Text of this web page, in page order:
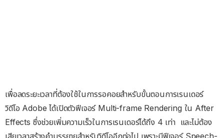
เพื่อลดระยะเวลาที่ต้องใช้ในการรอคอยสำหรับขั้นตอนการเรนเดอร์
วิดีโอ Adobe ได้เปิดตัวฟีเจอร์ Multi-frame Rendering ใน After
Effects ซึ่งช่วยเพิ่มความเร็วในการเรนเดอร์ได้ถึง 4 เท่า และไม่ต้อง
เสียเวลาสร้างคำบรรยายสำหรับวิดีโออีกต่อไป เพราะมีฟีเจอร์ Speech-